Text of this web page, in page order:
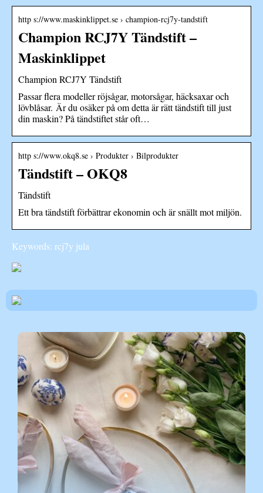
http s://www.maskinklippet.se › champion-rcj7y-tandstift
Champion RCJ7Y Tändstift –
Maskinklippet
Champion RCJ7Y Tändstift
Passar flera modeller röjsågar, motorsågar, häcksaxar och
lövblåsar. Är du osäker på om detta är rätt tändstift till just
din maskin? På tändstiftet står oft…
http s://www.okq8.se › Produkter › Bilprodukter
Tändstift – OKQ8
Tändstift
Ett bra tändstift förbättrar ekonomin och är snällt mot miljön.
Keywords: rcj7y jula